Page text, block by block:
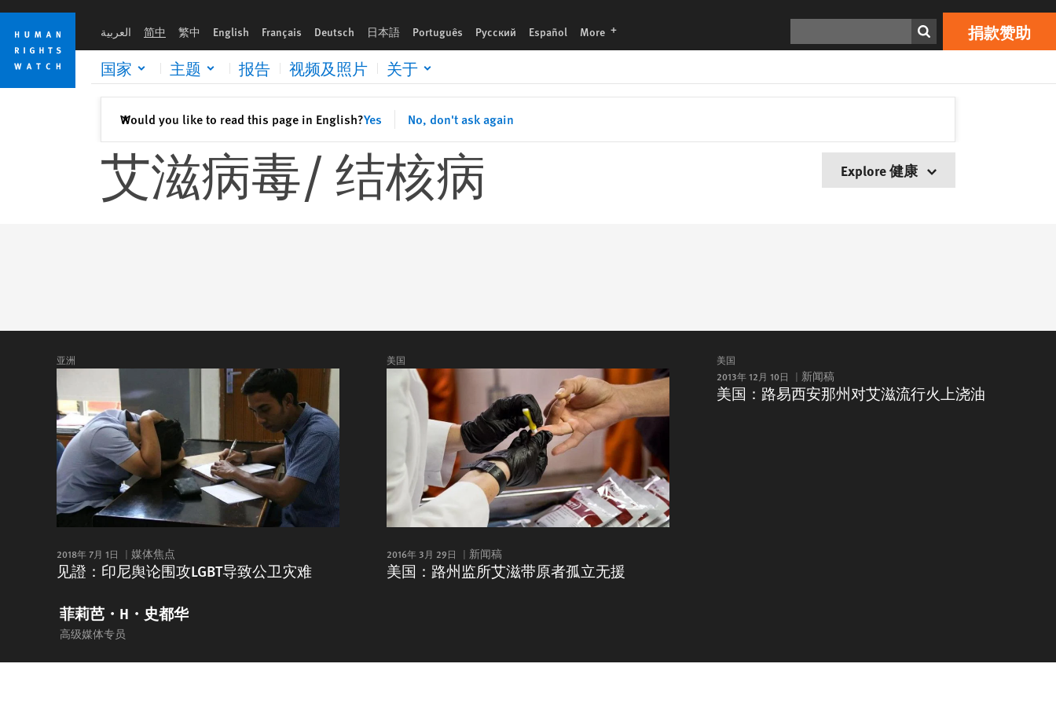
Skip
cookie
privacy
notice
Skip
main
content
العربية 简中 繁中 English Français Deutsch 日本語 Português Русский Español More languages 捐款赞助
国家 主题 报告 视频及照片 关于
Would you like to read this page in English?Yes No, don't ask again
✕关闭
Explore 健康
艾滋病毒/ 结核病
亚洲
2018年 7月 1日 媒体焦点
见證：印尼舆论围攻LGBT导致公卫灾难
菲莉芭・H・史都华
高级媒体专员
美国
2016年 3月 29日 新闻稿
美国：路州监所艾滋带原者孤立无援
美国
2013年 12月 10日
新闻稿
美国：路易西安那州对艾滋流行火上浇油